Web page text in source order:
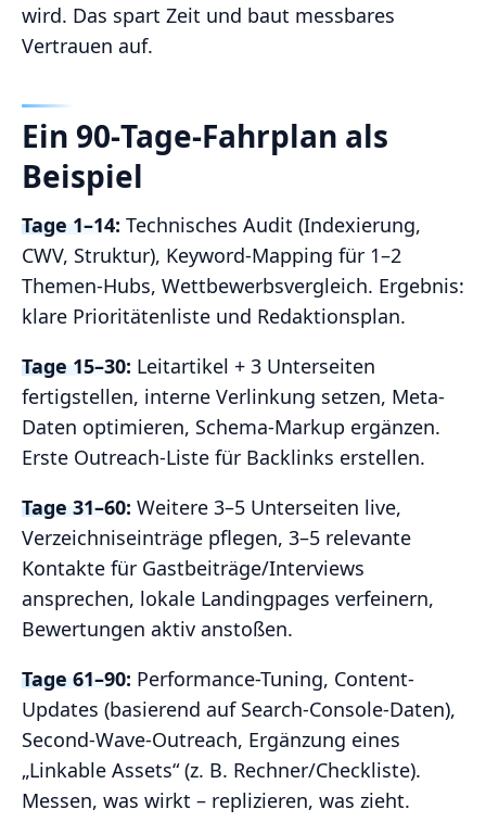
wird. Das spart Zeit und baut messbares
Vertrauen auf.
Ein 90‑Tage-Fahrplan als
Beispiel
Tage 1–14: Technisches Audit (Indexierung,
CWV, Struktur), Keyword-Mapping für 1–2
Themen-Hubs, Wettbewerbsvergleich. Ergebnis:
klare Prioritätenliste und Redaktionsplan.
Tage 15–30: Leitartikel + 3 Unterseiten
fertigstellen, interne Verlinkung setzen, Meta-
Daten optimieren, Schema-Markup ergänzen.
Erste Outreach-Liste für Backlinks erstellen.
Tage 31–60: Weitere 3–5 Unterseiten live,
Verzeichniseinträge pflegen, 3–5 relevante
Kontakte für Gastbeiträge/Interviews
ansprechen, lokale Landingpages verfeinern,
Bewertungen aktiv anstoßen.
Tage 61–90: Performance-Tuning, Content-
Updates (basierend auf Search-Console-Daten),
Second-Wave-Outreach, Ergänzung eines
„Linkable Assets“ (z. B. Rechner/Checkliste).
Messen, was wirkt – replizieren, was zieht.